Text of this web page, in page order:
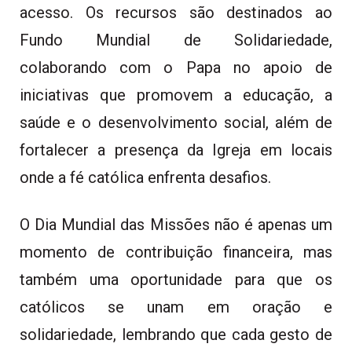
acesso. Os recursos são destinados ao
Fundo Mundial de Solidariedade,
colaborando com o Papa no apoio de
iniciativas que promovem a educação, a
saúde e o desenvolvimento social, além de
fortalecer a presença da Igreja em locais
onde a fé católica enfrenta desafios.
O Dia Mundial das Missões não é apenas um
momento de contribuição financeira, mas
também uma oportunidade para que os
católicos se unam em oração e
solidariedade, lembrando que cada gesto de